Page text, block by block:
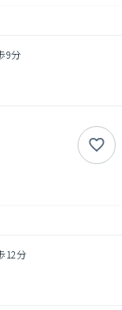
9分
12分